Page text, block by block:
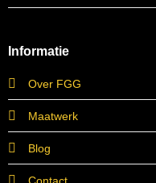
Informatie
Over FGG
Maatwerk
Blog